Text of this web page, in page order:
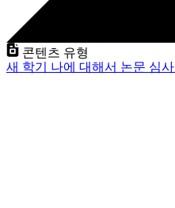
콘텐츠 유형
새 학기 나에 대해서 논문 심사